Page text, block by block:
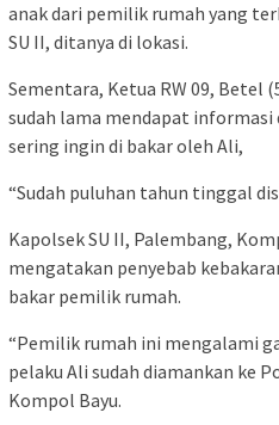
anak dari pemilik rumah yang
SU II, ditanya di lokasi.
Sementara, Ketua RW 09, Betel
sudah lama mendapat informasi
sering ingin di bakar oleh Ali,
“Sudah puluhan tahun tinggal
Kapolsek SU II, Palembang,
mengatakan penyebab
bakar pemilik rumah.
“Pemilik rumah ini mengalami
pelaku Ali sudah diamankan ke
Kompol Bayu.